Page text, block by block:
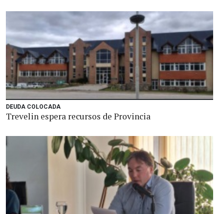
DEUDA COLOCADA
Trevelin espera recursos de Provincia